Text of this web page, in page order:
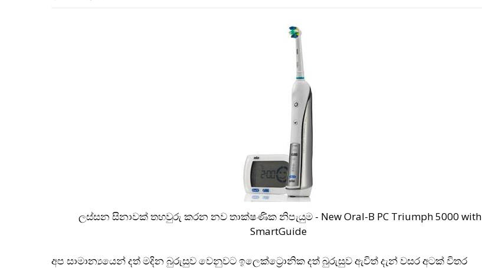
ලස්සන සිනාවක් තහවුරු කරන නව තාක්ෂණික නිපැයුම - New Oral-B PC Triumph 5000 with
SmartGuide
අප සාමාන්‍යයෙන් දත් මදින බුරුසුව වෙනුවට ඉලෙක්ට්‍රොනික දත් බුරුසුව ඇවිත් දැන් වසර අටක් විතර